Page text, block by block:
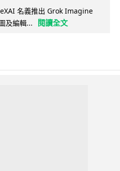
名義推出 Grok Imagine
及編輯...
閱讀全文